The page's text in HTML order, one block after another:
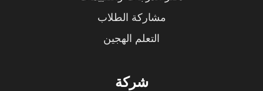
مشاركة الطلاب
التعلم الهجين
شركة